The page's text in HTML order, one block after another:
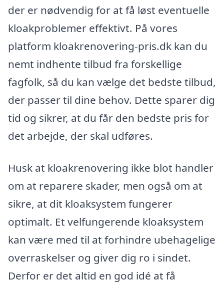
der er nødvendig for at få løst eventuelle
kloakproblemer effektivt. På vores
platform kloakrenovering-pris.dk kan du
nemt indhente tilbud fra forskellige
fagfolk, så du kan vælge det bedste tilbud,
der passer til dine behov. Dette sparer dig
tid og sikrer, at du får den bedste pris for
det arbejde, der skal udføres.
Husk at kloakrenovering ikke blot handler
om at reparere skader, men også om at
sikre, at dit kloaksystem fungerer
optimalt. Et velfungerende kloaksystem
kan være med til at forhindre ubehagelige
overraskelser og giver dig ro i sindet.
Derfor er det altid en god idé at få